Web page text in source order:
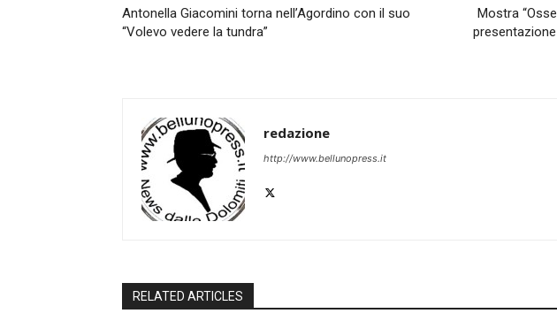
Antonella Giacomini torna nell’Agordino con il suo
“Volevo vedere la tundra”
Mostra
redazione
http://www.bellunopress.it
RELATED ARTICLES